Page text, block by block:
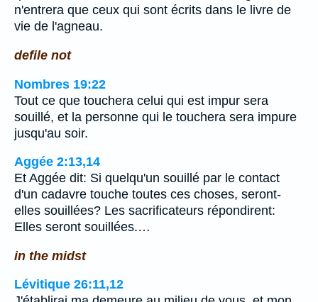
n'entrera que ceux qui sont écrits dans le livre de
vie de l'agneau.
defile not
Nombres 19:22
Tout ce que touchera celui qui est impur sera
souillé, et la personne qui le touchera sera impure
jusqu'au soir.
Aggée 2:13,14
Et Aggée dit: Si quelqu'un souillé par le contact
d'un cadavre touche toutes ces choses, seront-
elles souillées? Les sacrificateurs répondirent:
Elles seront souillées.…
in the midst
Lévitique 26:11,12